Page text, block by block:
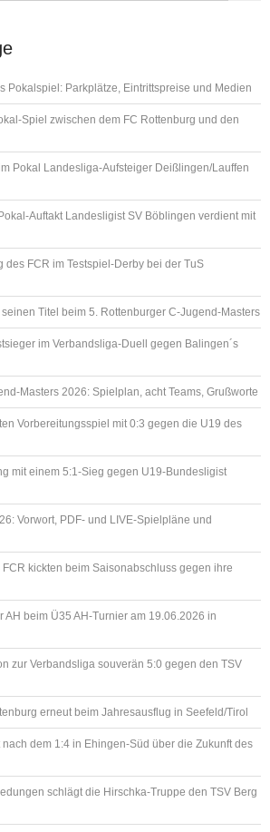
Pokalspiel: Parkplätze, Eintrittspreise und Medien
Spiel zwischen dem FC Rottenburg und den
Pokal Landesliga-Aufsteiger Deißlingen/Lauffen
Auftakt Landesligist SV Böblingen verdient mit
des FCR im Testspiel-Derby bei der TuS
Titel beim 5. Rottenburger C-Jugend-Masters
im Verbandsliga-Duell gegen Balingen´s
Masters 2026: Spielplan, acht Teams, Grußworte
Vorbereitungsspiel mit 0:3 gegen die U19 des
mit einem 5:1-Sieg gegen U19-Bundesligist
Vorwort, PDF- und LIVE-Spielpläne und
kickten beim Saisonabschluss gegen ihre
AH beim Ü35 AH-Turnier am 19.06.2026 in
zur Verbandsliga souverän 5:0 gegen den TSV
erneut beim Jahresausflug in Seefeld/Tirol
dem 1:4 in Ehingen-Süd über die Zukunft des
schlägt die Hirschka-Truppe den TSV Berg